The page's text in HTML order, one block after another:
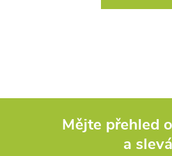
Mějte přehled
a